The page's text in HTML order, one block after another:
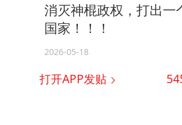
消灭神棍政权，打出一
国家！！！
2026-05-18
打开APP发贴